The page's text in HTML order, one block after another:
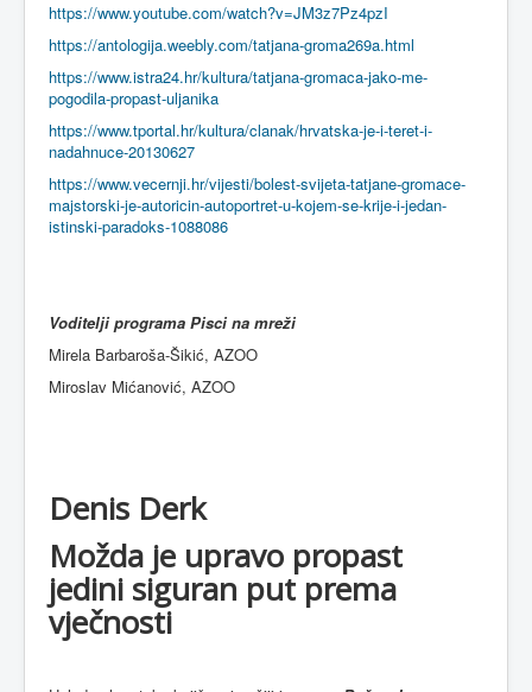
https://www.youtube.com/watch?v=JM3z7Pz4pzI
https://antologija.weebly.com/tatjana-groma269a.html
https://www.istra24.hr/kultura/tatjana-gromaca-jako-me-
pogodila-propast-uljanika
https://www.tportal.hr/kultura/clanak/hrvatska-je-i-teret-i-
nadahnuce-20130627
https://www.vecernji.hr/vijesti/bolest-svijeta-tatjane-gromace-
majstorski-je-autoricin-autoportret-u-kojem-se-krije-i-jedan-
istinski-paradoks-1088086
Voditelji programa Pisci na mreži
Mirela Barbaroša-Šikić, AZOO
Miroslav Mićanović, AZOO
Denis Derk
Možda je upravo propast
jedini siguran put prema
vječnosti